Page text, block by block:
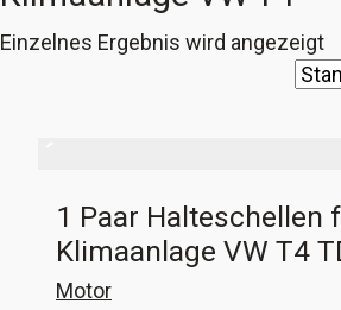
Einzelnes Ergebnis wird angezeigt
1 Paar Halteschellen
Klimaanlage VW T4
Motor